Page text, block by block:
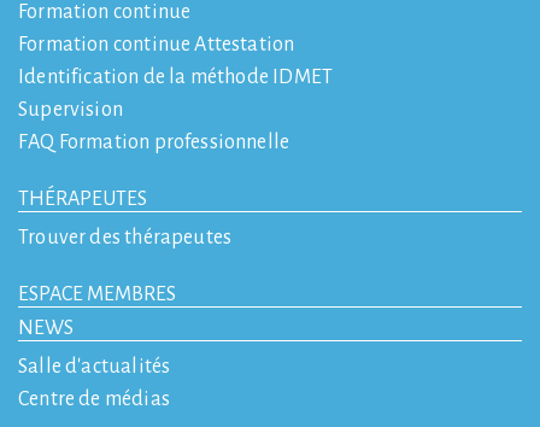
Formation continue
Formation continue Attestation
Identification de la méthode IDMET
Supervision
FAQ Formation professionnelle
THÉRAPEUTES
Trouver des thérapeutes
ESPACE MEMBRES
NEWS
Salle d'actualités
Centre de médias